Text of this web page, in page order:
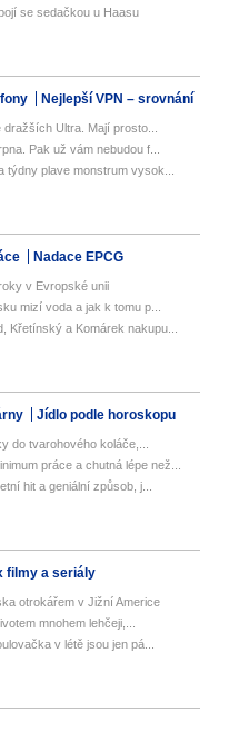
se sedačkou u Haasu
Nejlepší VPN – srovnání
Ultra. Mají prosto...
Pak už vám nebudou f...
týdny plave monstrum vysok...
Nadace EPCG
v Evropské unii
mizí voda a jak k tomu p...
Křetínský a Komárek nakupu...
Jídlo podle horoskopu
do tvarohového koláče,...
práce a chutná lépe než...
hit a geniální způsob, j...
filmy a seriály
otrokářem v Jižní Americe
mnohem lehčeji,...
v létě jsou jen pá...